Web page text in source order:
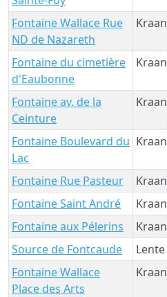
Fontaine Wallace Rue
ND de Nazareth
Kraan
Fontaine du cimetière
d'Eaubonne
Kraan
Fontaine av. de la
Ceinture
Kraan
Fontaine Boulevard du
Lac
Kraan
Fontaine Rue Pasteur Kraan
Fontaine Saint André
Kraan
Fontaine aux Pélerins
Kraan
Source de Fontcaude
Lente
Fontaine Wallace
Place des Arts
Kraan